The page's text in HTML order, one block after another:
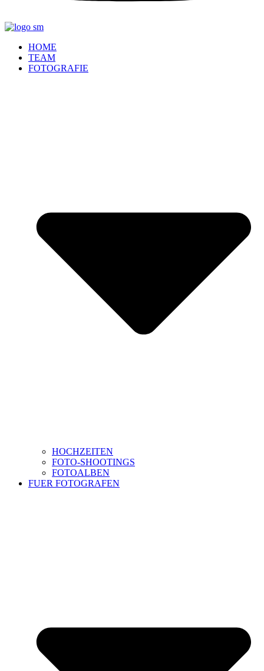
HOME
TEAM
FOTOGRAFIE
HOCHZEITEN
FOTO-SHOOTINGS
FOTOALBEN
FUER FOTOGRAFEN